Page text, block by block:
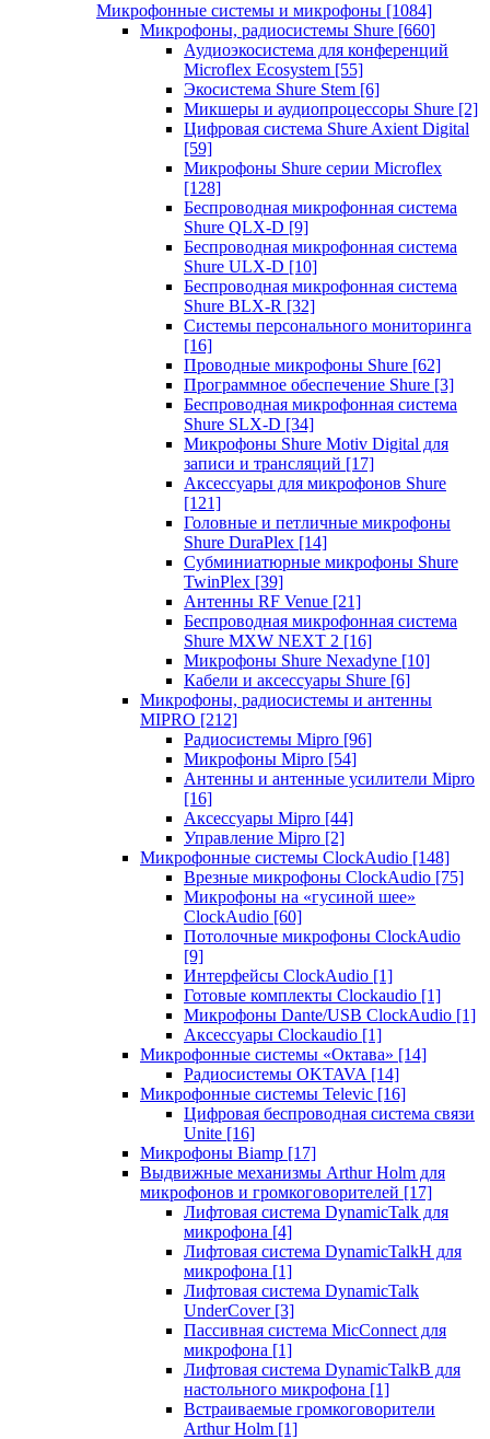
Микрофонные системы и микрофоны [1084]
Микрофоны, радиосистемы Shure [660]
Аудиоэкосистема для конференций
Microflex Ecosystem [55]
Экосистема Shure Stem [6]
Микшеры и аудиопроцессоры Shure [2]
Цифровая система Shure Axient Digital
[59]
Микрофоны Shure серии Microflex
[128]
Беспроводная микрофонная система
Shure QLX-D [9]
Беспроводная микрофонная система
Shure ULX-D [10]
Беспроводная микрофонная система
Shure BLX-R [32]
Системы персонального мониторинга
[16]
Проводные микрофоны Shure [62]
Программное обеспечение Shure [3]
Беспроводная микрофонная система
Shure SLX-D [34]
Микрофоны Shure Motiv Digital для
записи и трансляций [17]
Аксессуары для микрофонов Shure
[121]
Головные и петличные микрофоны
Shure DuraPlex [14]
Субминиатюрные микрофоны Shure
TwinPlex [39]
Антенны RF Venue [21]
Беспроводная микрофонная система
Shure MXW NEXT 2 [16]
Микрофоны Shure Nexadyne [10]
Кабели и аксессуары Shure [6]
Микрофоны, радиосистемы и антенны
MIPRO [212]
Радиосистемы Mipro [96]
Микрофоны Mipro [54]
Антенны и антенные усилители Mipro
[16]
Аксессуары Mipro [44]
Управление Mipro [2]
Микрофонные системы ClockAudio [148]
Врезные микрофоны ClockAudio [75]
Микрофоны на «гусиной шее»
ClockAudio [60]
Потолочные микрофоны ClockAudio
[9]
Интерфейсы ClockAudio [1]
Готовые комплекты Clockaudio [1]
Микрофоны Dante/USB ClockAudio [1]
Аксессуары Clockaudio [1]
Микрофонные системы «Октава» [14]
Радиосистемы OKTAVA [14]
Микрофонные системы Televic [16]
Цифровая беспроводная система связи
Unite [16]
Микрофоны Biamp [17]
Выдвижные механизмы Arthur Holm для
микрофонов и громкоговорителей [17]
Лифтовая система DynamicTalk для
микрофона [4]
Лифтовая система DynamicTalkH для
микрофона [1]
Лифтовая система DynamicTalk
UnderCover [3]
Пассивная система MicConnect для
микрофона [1]
Лифтовая система DynamicTalkB для
настольного микрофона [1]
Встраиваемые громкоговорители
Arthur Holm [1]